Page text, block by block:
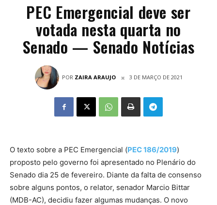
PEC Emergencial deve ser
votada nesta quarta no
Senado — Senado Notícias
POR ZAIRA ARAUJO 3 DE MARÇO DE 2021
O texto sobre a PEC Emergencial (PEC 186/2019)
proposto pelo governo foi apresentado no Plenário do
Senado dia 25 de fevereiro. Diante da falta de consenso
sobre alguns pontos, o relator, senador Marcio Bittar
(MDB-AC), decidiu fazer algumas mudanças. O novo